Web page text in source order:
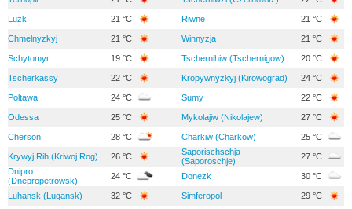
Luzk 21 °C Riwne 21 °C
Chmelnyzkyj 21 °C Winnyzja 21 °C
Schytomyr 19 °C Tschernihiw (Tschernigow) 20 °C
Tscherkassy 22 °C Kropywnyzkyj (Kirowograd) 24 °C
Poltawa 24 °C Sumy 22 °C
Odessa 25 °C Mykolajiw (Nikolajew) 27 °C
Cherson 28 °C Charkiw (Charkow) 25 °C
Krywyj Rih (Kriwoj Rog) 26 °C
Saporischschja
(Saporoschje)
27 °C
Dnipro
(Dnepropetrowsk)
24 °C Donezk 30 °C
Luhansk (Lugansk) 32 °C Simferopol 29 °C